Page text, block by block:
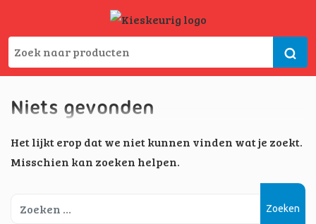
Niets gevonden
Het lijkt erop dat we niet kunnen vinden wat je zoekt.
Misschien kan zoeken helpen.